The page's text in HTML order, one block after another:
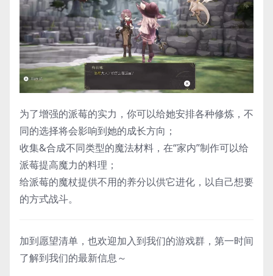
为了增强的派莓的实力，你可以给她安排各种修炼，不
同的选择将会影响到她的成长方向；
收集&合成不同类型的魔法材料，在“家内”制作可以给
派莓提高魔力的料理；
给派莓的魔杖提供不用的养分以供它进化，以自己想要
的方式战斗。
加到愿望清单，也欢迎加入到我们的游戏群，第一时间
了解到我们的最新信息～